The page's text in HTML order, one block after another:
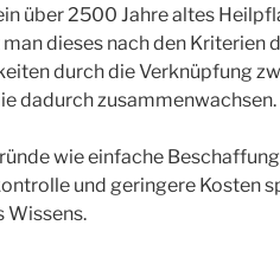
über 2500 Jahre altes
dieses nach den Kriterien
durch die Verknüpfung
dadurch zusammenwachsen.
wie einfache
und geringere Kosten
Wissens.